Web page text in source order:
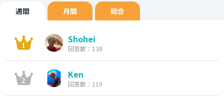
週間 月間 総合
Shohei
回答数：138
Ken
回答数：119